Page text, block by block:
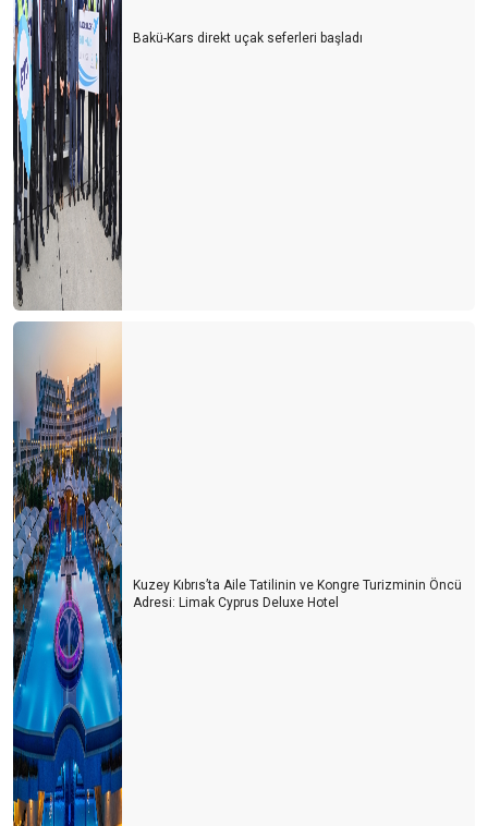
Bakü-Kars direkt uçak seferleri başladı
Kuzey Kıbrıs’ta Aile Tatilinin ve Kongre Turizminin Öncü
Adresi: Limak Cyprus Deluxe Hotel